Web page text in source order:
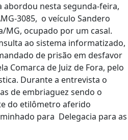
abordou nesta segunda-feira,
3085, o veículo Sandero
MG, ocupado por um casal.
ao sistema informatizado,
de prisão em desfavor
Comarca de Juiz de Fora, pelo
Durante a entrevista o
de embriaguez sendo o
do etilômetro aferido
para Delegacia para as